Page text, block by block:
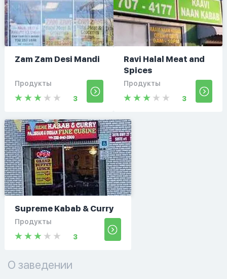
Zam Zam Desi Mandi
Продукты
3
Ravi Halal Meat and
Spices
Продукты
3
Supreme Kabab & Curry
Продукты
3
О заведении